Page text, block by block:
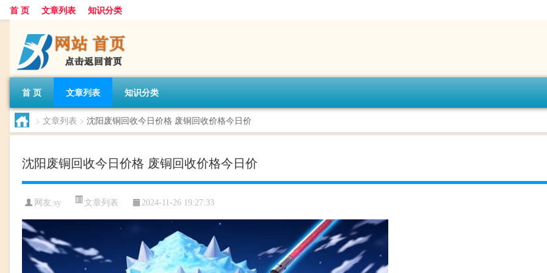
首 页 文章列表 知识分类
首 页 文章列表 知识分类
> 文章列表 > 沈阳废铜回收今日价格 废铜回收价格今日价
沈阳废铜回收今日价格 废铜回收价格今日价
网友:sy 文章列表 2024-11-26 19:27:33